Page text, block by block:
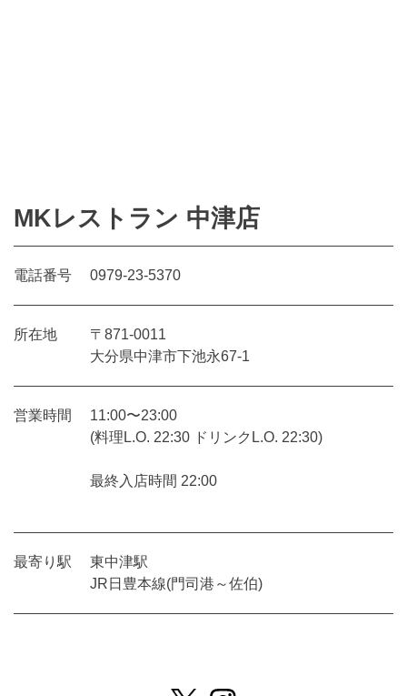
MKレストラン 中津店
電話番号 0979-23-5370
所在地
〒871-0011
大分県中津市下池永67-1
営業時間
11:00〜23:00
(料理L.O. 22:30 ドリンクL.O. 22:30)
最終入店時間 22:00
最寄り駅
東中津駅
JR日豊本線(門司港～佐伯)